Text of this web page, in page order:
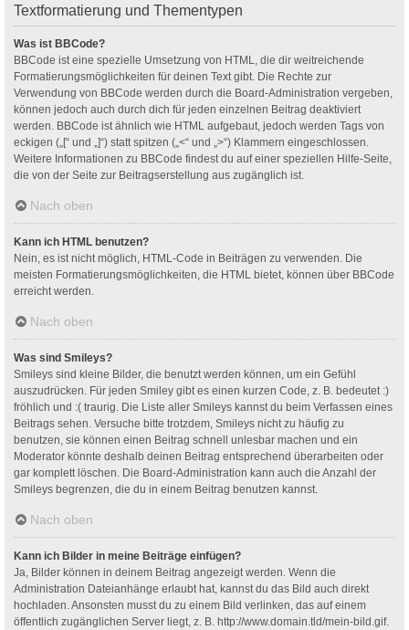
Textformatierung und Thementypen
Was ist BBCode?
BBCode ist eine spezielle Umsetzung von HTML, die dir weitreichende
Formatierungsmöglichkeiten für deinen Text gibt. Die Rechte zur
Verwendung von BBCode werden durch die Board-Administration vergeben,
können jedoch auch durch dich für jeden einzelnen Beitrag deaktiviert
werden. BBCode ist ähnlich wie HTML aufgebaut, jedoch werden Tags von
eckigen („[“ und „]“) statt spitzen („<“ und „>“) Klammern eingeschlossen.
Weitere Informationen zu BBCode findest du auf einer speziellen Hilfe-Seite,
die von der Seite zur Beitragserstellung aus zugänglich ist.
Nach oben
Kann ich HTML benutzen?
Nein, es ist nicht möglich, HTML-Code in Beiträgen zu verwenden. Die
meisten Formatierungsmöglichkeiten, die HTML bietet, können über BBCode
erreicht werden.
Nach oben
Was sind Smileys?
Smileys sind kleine Bilder, die benutzt werden können, um ein Gefühl
auszudrücken. Für jeden Smiley gibt es einen kurzen Code, z. B. bedeutet :)
fröhlich und :( traurig. Die Liste aller Smileys kannst du beim Verfassen eines
Beitrags sehen. Versuche bitte trotzdem, Smileys nicht zu häufig zu
benutzen, sie können einen Beitrag schnell unlesbar machen und ein
Moderator könnte deshalb deinen Beitrag entsprechend überarbeiten oder
gar komplett löschen. Die Board-Administration kann auch die Anzahl der
Smileys begrenzen, die du in einem Beitrag benutzen kannst.
Nach oben
Kann ich Bilder in meine Beiträge einfügen?
Ja, Bilder können in deinem Beitrag angezeigt werden. Wenn die
Administration Dateianhänge erlaubt hat, kannst du das Bild auch direkt
hochladen. Ansonsten musst du zu einem Bild verlinken, das auf einem
öffentlich zugänglichen Server liegt, z. B. http://www.domain.tld/mein-bild.gif.